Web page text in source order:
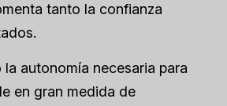
tanto la confianza
la autonomía necesaria para
en gran medida de